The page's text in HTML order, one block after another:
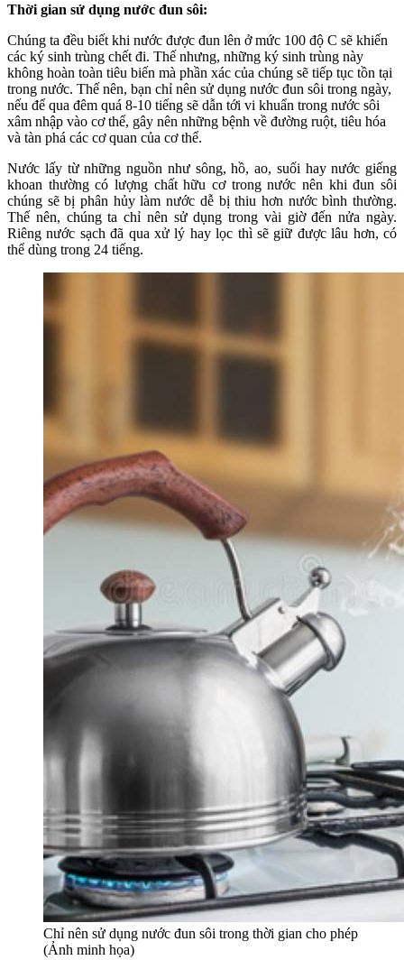
Thời gian sử dụng nước đun sôi:
Chúng ta đều biết khi nước được đun lên ở mức 100 độ C sẽ khiến
các ký sinh trùng chết đi. Thế nhưng, những ký sinh trùng này
không hoàn toàn tiêu biến mà phần xác của chúng sẽ tiếp tục tồn tại
trong nước. Thế nên, bạn chỉ nên sử dụng nước đun sôi trong ngày,
nếu để qua đêm quá 8-10 tiếng sẽ dẫn tới vi khuẩn trong nước sôi
xâm nhập vào cơ thể, gây nên những bệnh về đường ruột, tiêu hóa
và tàn phá các cơ quan của cơ thể.
Nước lấy từ những nguồn như sông, hồ, ao, suối hay nước giếng
khoan thường có lượng chất hữu cơ trong nước nên khi đun sôi
chúng sẽ bị phân hủy làm nước dễ bị thiu hơn nước bình thường.
Thế nên, chúng ta chỉ nên sử dụng trong vài giờ đến nửa ngày.
Riêng nước sạch đã qua xử lý hay lọc thì sẽ giữ được lâu hơn, có
thể dùng trong 24 tiếng.
Chỉ nên sử dụng nước đun sôi trong thời gian cho phép
(Ảnh minh họa)